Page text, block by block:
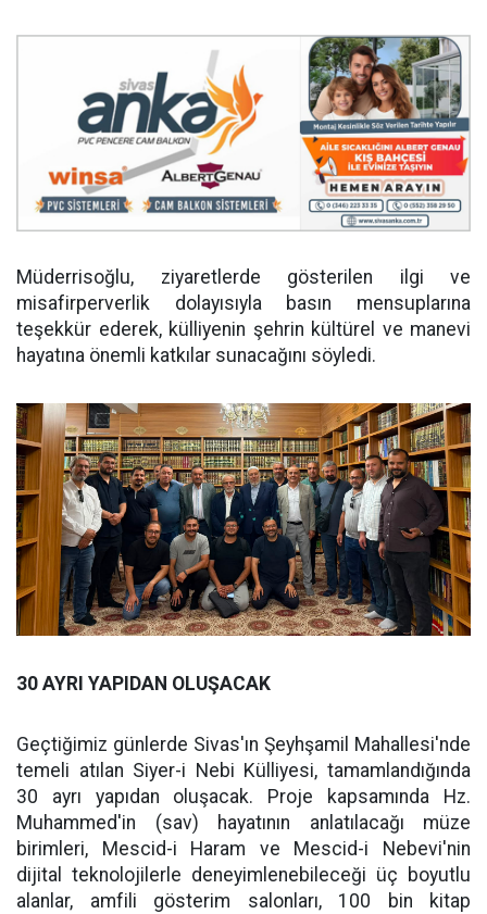
Müderrisoğlu, ziyaretlerde gösterilen ilgi ve
misafirperverlik dolayısıyla basın mensuplarına
teşekkür ederek, külliyenin şehrin kültürel ve manevi
hayatına önemli katkılar sunacağını söyledi.
30 AYRI YAPIDAN OLUŞACAK
Geçtiğimiz günlerde Sivas'ın Şeyhşamil Mahallesi'nde
temeli atılan Siyer-i Nebi Külliyesi, tamamlandığında
30 ayrı yapıdan oluşacak. Proje kapsamında Hz.
Muhammed'in (sav) hayatının anlatılacağı müze
birimleri, Mescid-i Haram ve Mescid-i Nebevi'nin
dijital teknolojilerle deneyimlenebileceği üç boyutlu
alanlar, amfili gösterim salonları, 100 bin kitap